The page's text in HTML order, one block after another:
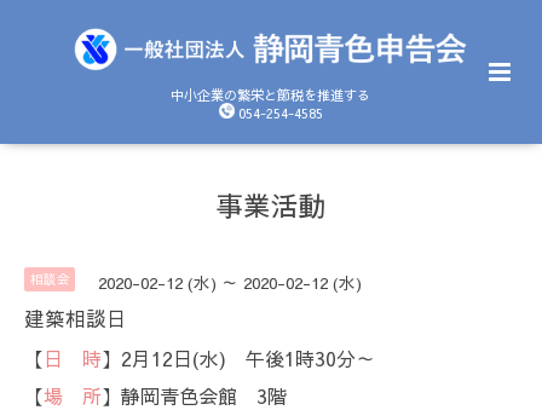
中小企業の繁栄と節税を推進する
054-254-4585
事業活動
相談会 2020-02-12 (水) ～ 2020-02-12 (水)
建築相談日
【日 時】2月12日(水) 午後1時30分～
【場 所】静岡青色会館 3階